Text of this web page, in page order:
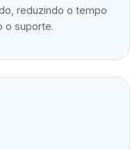
reduzindo o tempo
o suporte.